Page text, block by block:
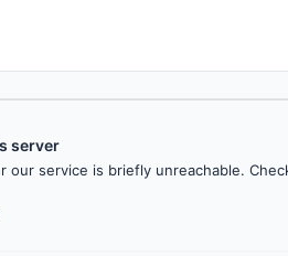
server
our service is briefly unreachable.